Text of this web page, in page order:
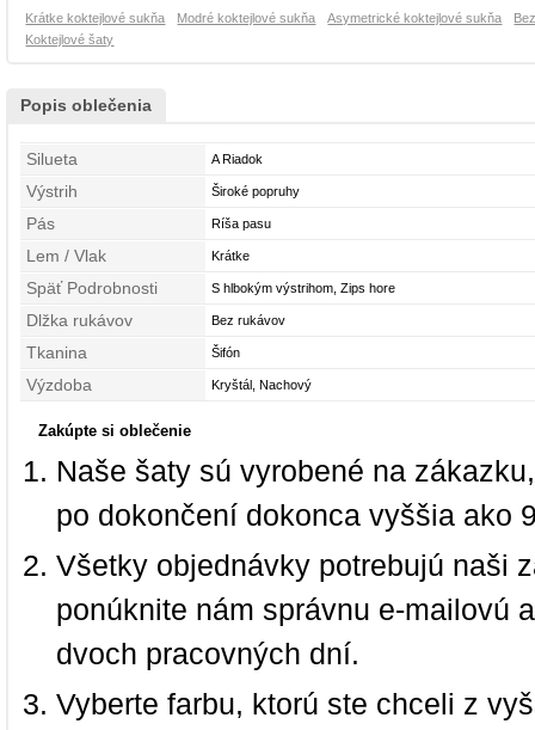
Krátke koktejlové sukňa Modré koktejlové sukňa Asymetrické koktejlové sukňa
Koktejlové šaty
Popis oblečenia
Silueta A Riadok
Výstrih Široké popruhy
Pás Ríša pasu
Lem / Vlak Krátke
Späť Podrobnosti S hlbokým výstrihom, Zips hore
Dlžka rukávov Bez rukávov
Tkanina Šifón
Výzdoba Kryštál, Nachový
Zakúpte si oblečenie
Naše šaty sú vyrobené na
po dokončení dokonca vyššia ako
Všetky objednávky potrebujú naši
ponúknite nám správnu e-mailovú
dvoch pracovných dní.
Vyberte farbu, ktorú ste chceli z